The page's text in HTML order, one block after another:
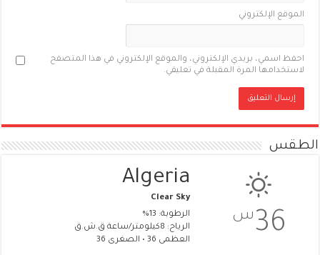
الموقع الإلكتروني
احفظ اسمي، بريدي الإلكتروني، والموقع الإلكتروني في هذا المتصفح
لاستخدامها المرة المقبلة في تعليقي.
الطقس
36 س
Algeria
Clear Sky
الرطوبة: 13%
الرياح: 8كيلومتر/ساعة ق.ش.ق‎
العظمى 36 • الصغرى 36